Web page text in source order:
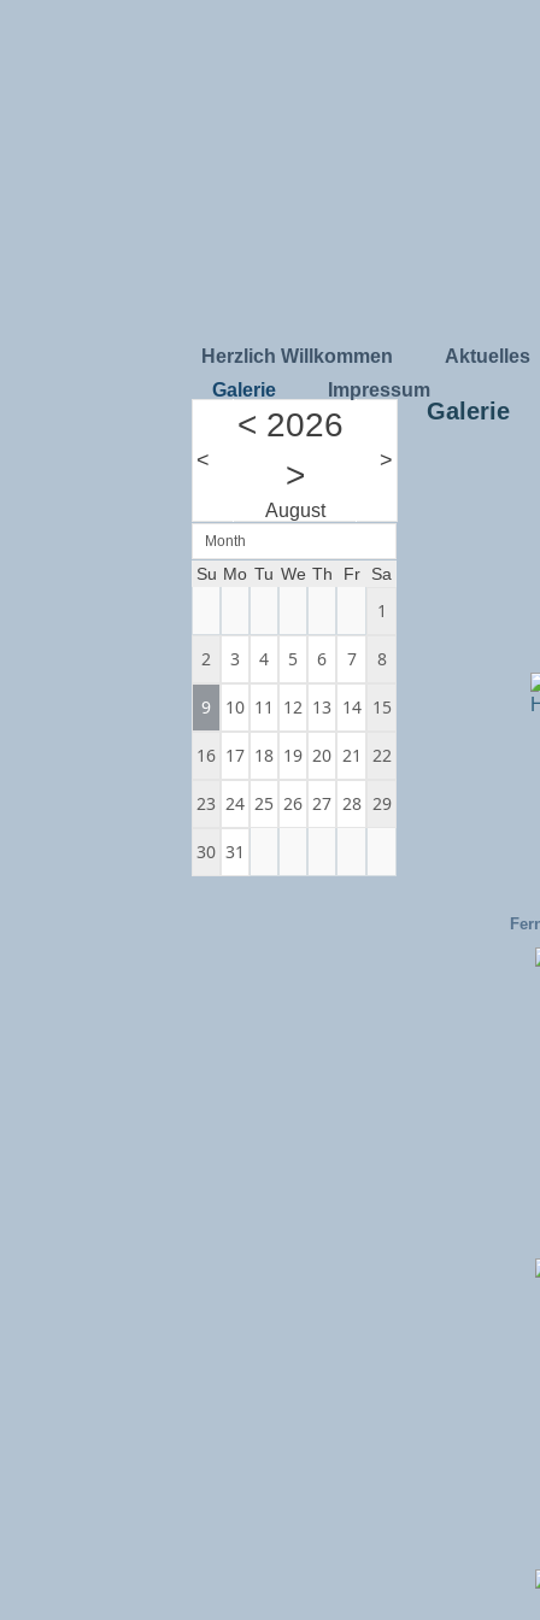
Herzlich Willkommen
Aktuelles
Galerie
Impressum
<
< 2026
>
August
>
Month
Su Mo Tu We Th Fr Sa
1
2 3 4 5 6 7 8
9 10 11 12 13 14 15
16 17 18 19 20 21 22
23 24 25 26 27 28 29
30 31
Galerie